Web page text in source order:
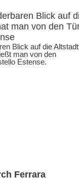
Blick auf die Altstadt
man von den
Estense.
Ferrara